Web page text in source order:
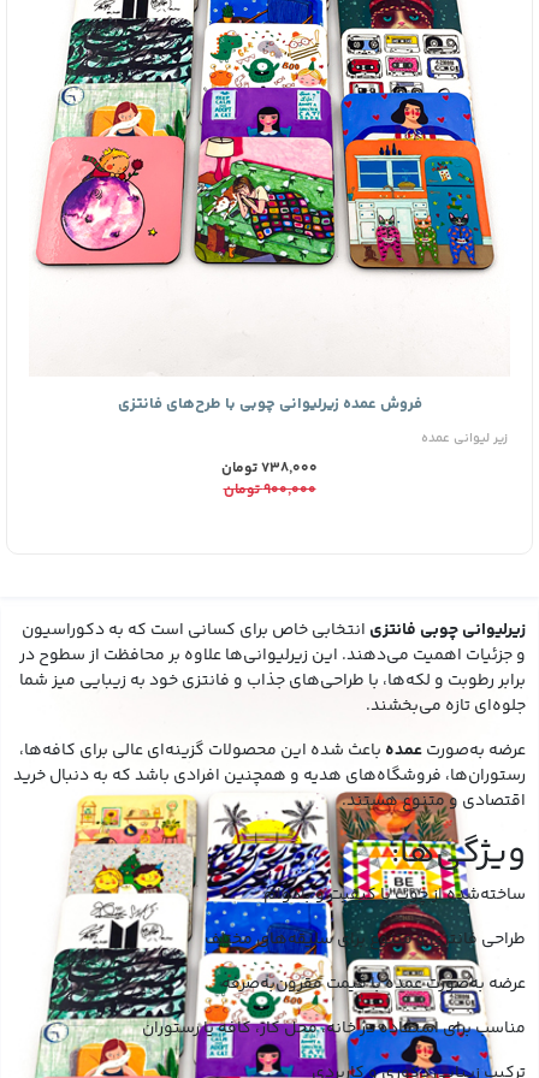
فروش عمده زیرلیوانی چوبی با طرح‌های فانتزی
زیر لیوانی عمده
738,000 تومان
900,000 تومان
زیرلیوانی چوبی فانتزی انتخابی خاص برای کسانی است که به دکوراسیون
و جزئیات اهمیت می‌دهند. این زیرلیوانی‌ها علاوه بر محافظت از سطوح در
برابر رطوبت و لکه‌ها، با طراحی‌های جذاب و فانتزی خود به زیبایی میز شما
جلوه‌ای تازه می‌بخشند.
عرضه به‌صورتعمده باعث شده این محصولات گزینه‌ای عالی برای کافه‌ها،
رستوران‌ها، فروشگاه‌های هدیه و همچنین افرادی باشد که به دنبال خرید
اقتصادی و متنوع هستند.
ویژگی‌ها:
ساخته‌شده از چوب با کیفیت و بادوام
طراحی فانتزی و متنوع برای سلیقه‌های مختلف
عرضه به‌صورت عمده با قیمت مقرون‌به‌صرفه
مناسب برای استفاده در خانه، محل کار، کافه یا رستوران